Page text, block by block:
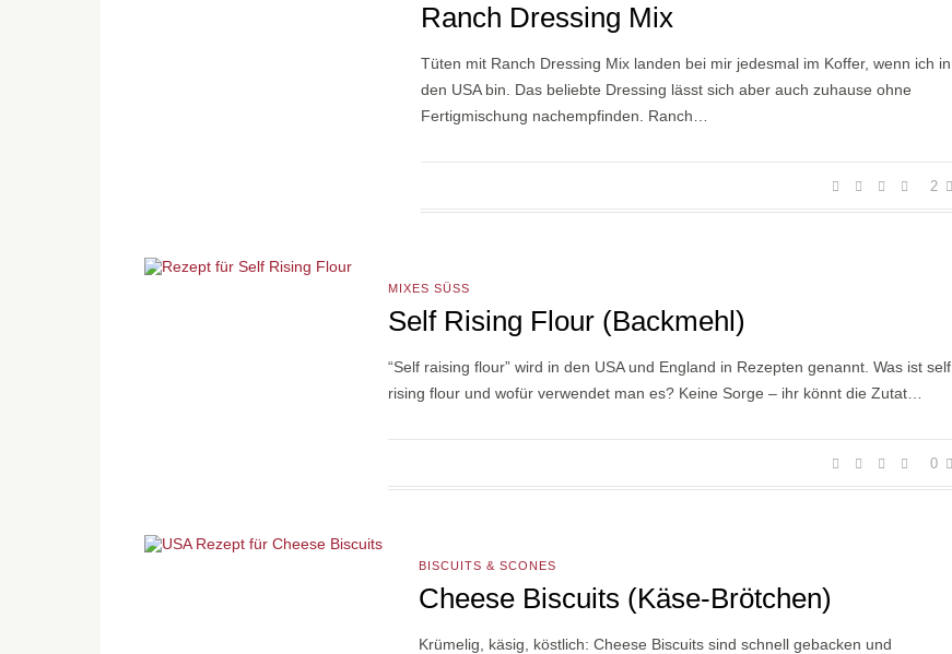
Ranch Dressing Mix
Tüten mit Ranch Dressing Mix landen bei mir jedesmal im Koffer, wenn ich in
den USA bin. Das beliebte Dressing lässt sich aber auch zuhause ohne
Fertigmischung nachempfinden. Ranch…
2
MIXES SÜSS
Self Rising Flour (Backmehl)
“Self raising flour” wird in den USA und England in Rezepten genannt. Was ist self
rising flour und wofür verwendet man es? Keine Sorge – ihr könnt die Zutat…
0
BISCUITS & SCONES
Cheese Biscuits (Käse-Brötchen)
Krümelig, käsig, köstlich: Cheese Biscuits sind schnell gebacken und